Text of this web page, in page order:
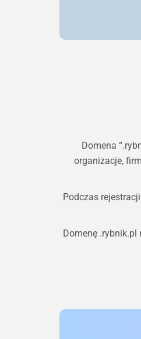
Domena
organizacje,
Podczas
Domenę .rybnik.pl